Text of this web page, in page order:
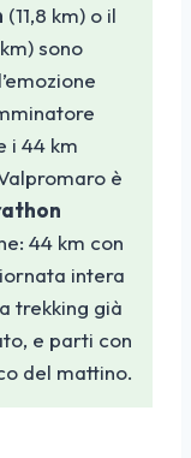
(11,8 km) o il
sono
i 44 km
è
44 km con
intera
trekking già
e parti con
del mattino.